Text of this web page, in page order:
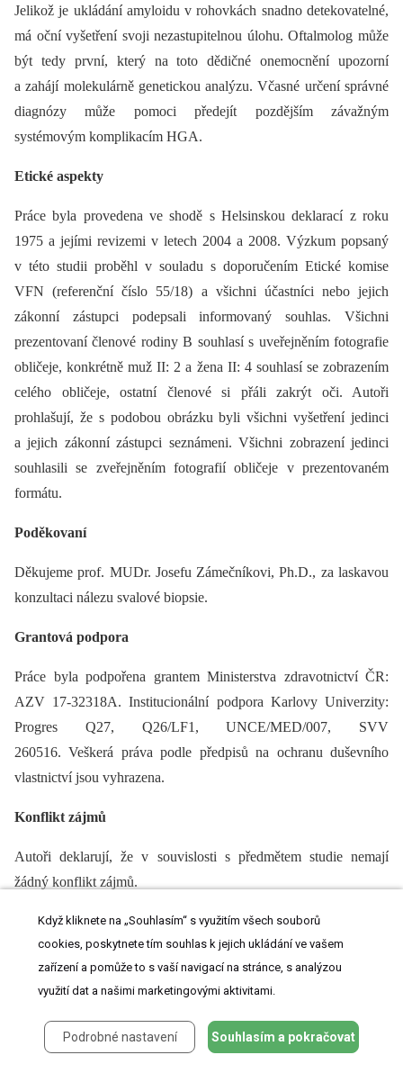
Jelikož je ukládání amyloidu v rohovkách snadno detekovatelné,
má oční vyšetření svoji nezastupitelnou úlohu. Oftalmolog může
být tedy první, který na toto dědičné onemocnění upozorní
a zahájí molekulárně genetickou analýzu. Včasné určení správné
dia­gnózy může pomoci předejít pozdějším závažným
systémovým komplikacím HGA.
Etické aspekty
Práce byla provedena ve shodě s Helsinskou deklarací z roku
1975 a jejími revizemi v letech 2004 a 2008. Výzkum popsaný
v této studii proběhl v souladu s doporučením Etické komise
VFN (referenční číslo 55/18) a všichni účastníci nebo jejich
zákonní zástupci podepsali informovaný souhlas. Všichni
prezentovaní členové rodiny B souhlasí s uveřejněním fotografie
obličeje, konkrétně muž II: 2 a žena II: 4 souhlasí se zobrazením
celého obličeje, ostatní členové si přáli zakrýt oči. Autoři
prohlašují, že s podobou obrázku byli všichni vyšetření jedinci
a jejich zákonní zástupci seznámeni. Všichni zobrazení jedinci
souhlasili se zveřejněním fotografií obličeje v prezentovaném
formátu.
Poděkovaní
Děkujeme prof. MUDr. Josefu Zámečníkovi, Ph.D., za laskavou
konzultaci nálezu svalové bio­psie.
Grantová podpora
Práce byla podpořena grantem Ministerstva zdravotnictví ČR:
AZV 17-32318A. Institucionální podpora Karlovy Univerzity:
Progres Q27, Q26/LF1, UNCE/MED/007, SVV
260516. Veškerá práva podle předpisů na ochranu duševního
vlastnictví jsou vyhrazena.
Konflikt zájmů
Autoři deklarují, že v souvislosti s předmětem studie nemají
žádný konflikt zájmů.
Redakční rada potvrzuje, že rukopis práce splnil ICMJE
kritéria pro publikace zasílané do biomedicínských časopisů.
The Editorial Board declares that the manuscript met the ICMJE
“uniform requirements” for biomedical papers.
doc. MUDr. Petra Lišková, Ph.D.
Když kliknete na „Souhlasím“ s využitím všech souborů
cookies, poskytnete tím souhlas k jejich ukládání ve vašem
zařízení a pomůže to s vaší navigací na stránce, s analýzou
využití dat a našimi marketingovými aktivitami.
Podrobné nastavení Souhlasím a pokračovat